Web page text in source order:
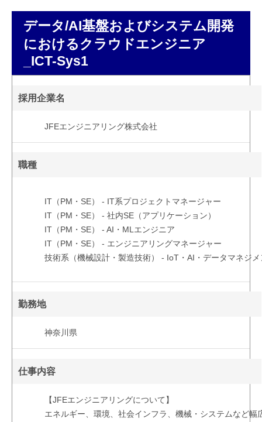
データ/AI基盤およびシステム開発
におけるクラウドエンジニア
_ICT-Sys1
採用企業名
JFEエンジニアリング株式会社
職種
IT（PM・SE） - IT系プロジェクトマネージャー
IT（PM・SE） - 社内SE（アプリケーション）
IT（PM・SE） - AI・MLエンジニア
IT（PM・SE） - エンジニアリングマネージャー
技術系（機械設計・製造技術） - IoT・AI・データマネジメ
勤務地
神奈川県
仕事内容
【JFEエンジニアリングについて】
エネルギー、環境、社会インフラ、機械・システムなど幅